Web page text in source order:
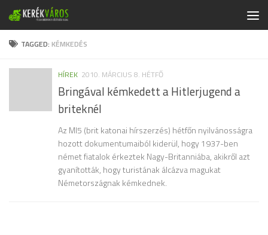
Skip to content
TAGGED: KÉMKEDÉS
HÍREK 2010. MÁRCIUS 8. HÉTFŐ
Bringával kémkedett a Hitlerjugend a
briteknél
Az MI5 (brit katonai hírszerzés) hétfőn nyilvánosságra
hozott dokumentumaiból kiderül, hogy 1937-ben
német fiatalok érkeztek Nagy-Britanniába, akikről azt
gyanították, hogy turistának álcázva magukat
Németországnak kémkednek.